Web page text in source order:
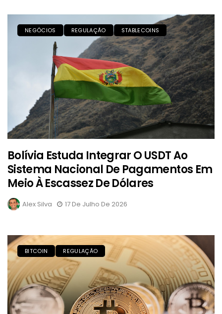
NEGÓCIOS REGULAÇÃO STABLECOINS
Bolívia Estuda Integrar O USDT Ao
Sistema Nacional De Pagamentos Em
Meio À Escassez De Dólares
Alex Silva 17 De Julho De 2026
BITCOIN REGULAÇÃO